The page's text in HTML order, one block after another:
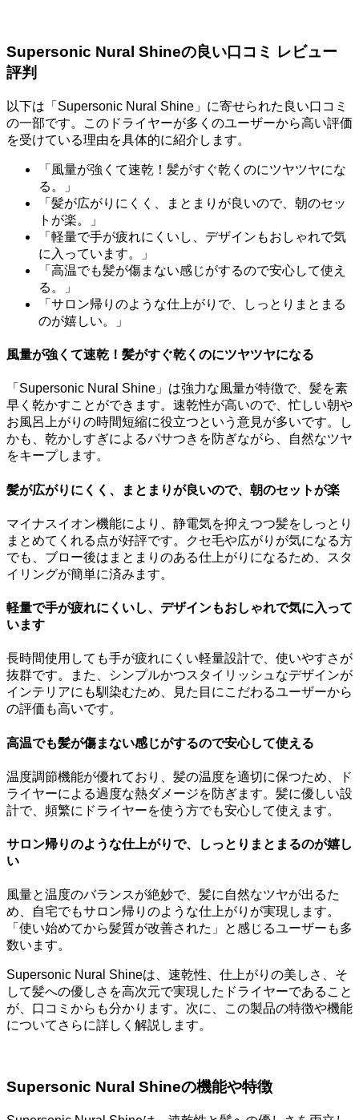
Supersonic Nural Shineの良い口コミ レビュー
評判
以下は「Supersonic Nural Shine」に寄せられた良い口コミ
の一部です。このドライヤーが多くのユーザーから高い評価
を受けている理由を具体的に紹介します。
「風量が強くて速乾！髪がすぐ乾くのにツヤツヤにな
る。」
「髪が広がりにくく、まとまりが良いので、朝のセッ
トが楽。」
「軽量で手が疲れにくいし、デザインもおしゃれで気
に入っています。」
「高温でも髪が傷まない感じがするので安心して使え
る。」
「サロン帰りのような仕上がりで、しっとりまとまる
のが嬉しい。」
風量が強くて速乾！髪がすぐ乾くのにツヤツヤになる
「Supersonic Nural Shine」は強力な風量が特徴で、髪を素
早く乾かすことができます。速乾性が高いので、忙しい朝や
お風呂上がりの時間短縮に役立つという意見が多いです。し
かも、乾かしすぎによるパサつきを防ぎながら、自然なツヤ
をキープします。
髪が広がりにくく、まとまりが良いので、朝のセットが楽
マイナスイオン機能により、静電気を抑えつつ髪をしっとり
まとめてくれる点が好評です。クセ毛や広がりが気になる方
でも、ブロー後はまとまりのある仕上がりになるため、スタ
イリングが簡単に済みます。
軽量で手が疲れにくいし、デザインもおしゃれで気に入って
います
長時間使用しても手が疲れにくい軽量設計で、使いやすさが
抜群です。また、シンプルかつスタイリッシュなデザインが
インテリアにも馴染むため、見た目にこだわるユーザーから
の評価も高いです。
高温でも髪が傷まない感じがするので安心して使える
温度調節機能が優れており、髪の温度を適切に保つため、ド
ライヤーによる過度な熱ダメージを防ぎます。髪に優しい設
計で、頻繁にドライヤーを使う方でも安心して使えます。
サロン帰りのような仕上がりで、しっとりまとまるのが嬉し
い
風量と温度のバランスが絶妙で、髪に自然なツヤが出るた
め、自宅でもサロン帰りのような仕上がりが実現します。
「使い始めてから髪質が改善された」と感じるユーザーも多
数います。
Supersonic Nural Shineは、速乾性、仕上がりの美しさ、そ
して髪への優しさを高次元で実現したドライヤーであること
が、口コミからも分かります。次に、この製品の特徴や機能
についてさらに詳しく解説します。
Supersonic Nural Shineの機能や特徴